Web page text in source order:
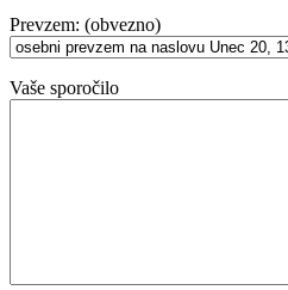
Prevzem: (obvezno)
Vaše sporočilo